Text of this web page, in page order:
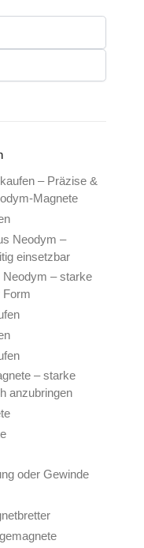
– Präzise &
Magnete
Neodym –
einsetzbar
Neodym – starke
Form
– starke
anzubringen
oder Gewinde